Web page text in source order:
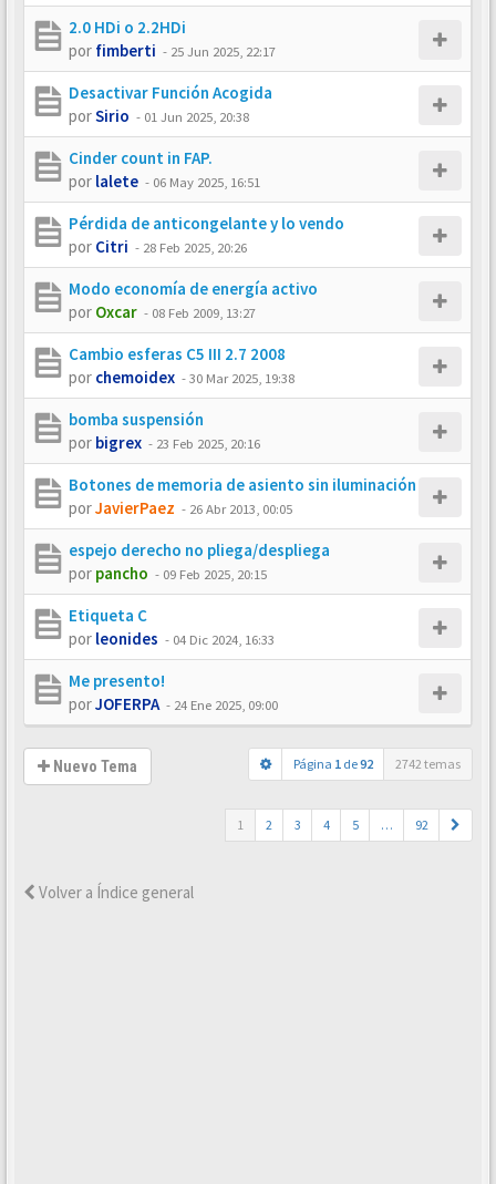
2.0 HDi o 2.2HDi
por fimberti - 25 Jun 2025, 22:17
Desactivar Función Acogida
porSirio - 01 Jun 2025, 20:38
Cinder count in FAP.
por lalete - 06 May 2025, 16:51
Pérdida de anticongelante y lo vendo
por Citri - 28 Feb 2025, 20:26
Modo economía de energía activo
por Oxcar - 08 Feb 2009, 13:27
Cambio esferas C5 III 2.7 2008
por chemoidex -30 Mar 2025, 19:38
bomba suspensión
por bigrex - 23 Feb 2025, 20:16
Botones de memoria de asiento sin iluminación
porJavierPaez - 26 Abr 2013, 00:05
espejo derecho no pliega/despliega
por pancho - 09 Feb 2025, 20:15
Etiqueta C
por leonides - 04 Dic 2024, 16:33
Me presento!
porJOFERPA - 24 Ene 2025, 09:00
Nuevo Tema Página 1 de92 2742 temas
1 2 3 4 5 … 92
Volver a Índice general